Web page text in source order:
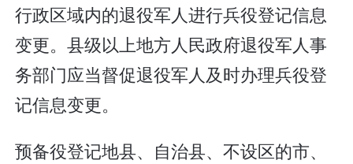
行政区域内的退役军人进行兵役登记信息
变更。县级以上地方人民政府退役军人事
务部门应当督促退役军人及时办理兵役登
记信息变更。
预备役登记地县、自治县、不设区的市、